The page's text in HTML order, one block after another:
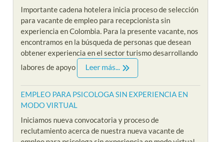
Importante cadena hotelera inicia proceso de selección
para vacante de empleo para recepcionista sin
experiencia en Colombia. Para la presente vacante, nos
encontramos en la búsqueda de personas que desean
obtener experiencia en el sector turismo desarrollando
labores de apoyo
Leer más...
EMPLEO PARA PSICOLOGA SIN EXPERIENCIA EN
MODO VIRTUAL
Iniciamos nueva convocatoria y proceso de
reclutamiento acerca de nuestra nueva vacante de